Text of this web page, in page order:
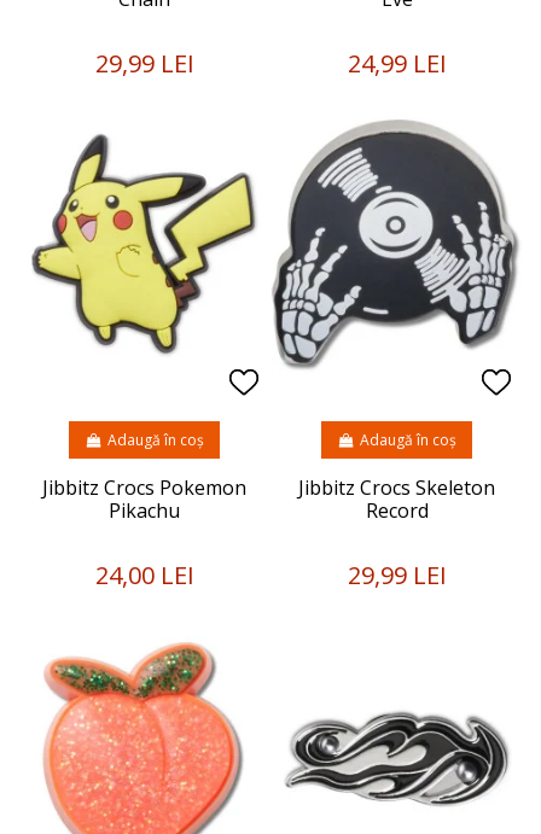
29,99 LEI 24,99 LEI
Jibbitz Crocs Pokemon
Pikachu
24,00 LEI
Adaugă în coș
Jibbitz Crocs Skeleton
Record
29,99 LEI
Adaugă în coș